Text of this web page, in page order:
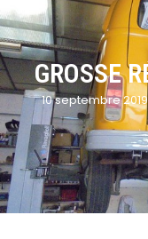
GROSSE
10 septembre 2019